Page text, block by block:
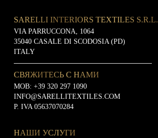
SARELLI INTERIORS TEXTILES S.R.L.
VIA PARRUCCONA, 1064
35040 CASALE DI SCODOSIA (PD)
ITALY
СВЯЖИТЕСЬ С НАМИ
MOB: +39 320 297 1090
INFO@SARELLITEXTILES.COM
P. IVA 05637070284
НАШИ УСЛУГИ